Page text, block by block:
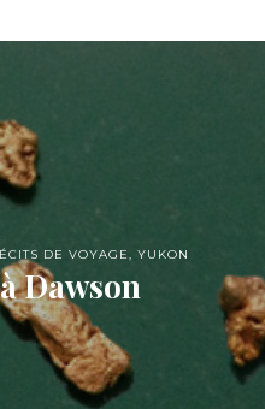
DE VOYAGE, YUKON
Dawson